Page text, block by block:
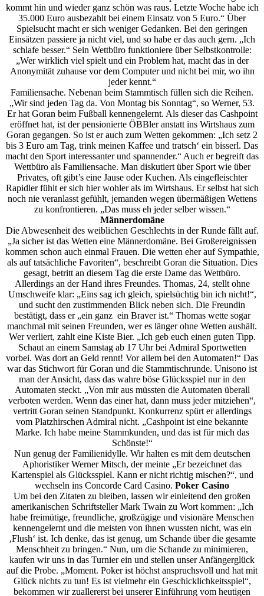
kommt hin und wieder ganz schön was raus. Letzte Woche habe ich
35.000 Euro ausbezahlt bei einem Einsatz von 5 Euro.“ Über
Spielsucht macht er sich weniger Gedanken. Bei den geringen
Einsätzen passiere ja nicht viel, und so habe er das auch gern. „Ich
schlafe besser.“ Sein Wettbüro funktioniere über Selbstkontrolle:
„Wer wirklich viel spielt und ein Problem hat, macht das in der
Anonymität zuhause vor dem Computer und nicht bei mir, wo ihn
jeder kennt.“
Familiensache. Nebenan beim Stammtisch füllen sich die Reihen.
„Wir sind jeden Tag da. Von Montag bis Sonntag“, so Werner, 53.
Er hat Goran beim Fußball kennengelernt. Als dieser das Cashpoint
eröffnet hat, ist der pensionierte ÖBBler anstatt ins Wirtshaus zum
Goran gegangen. So ist er auch zum Wetten gekommen: „Ich setz 2
bis 3 Euro am Tag, trink meinen Kaffee und tratsch‘ ein bisserl. Das
macht den Sport interessanter und spannender.“ Auch er begreift das
Wettbüro als Familiensache. Man diskutiert über Sport wie über
Privates, oft gibt’s eine Jause oder Kuchen. Als eingefleischter
Rapidler fühlt er sich hier wohler als im Wirtshaus. Er selbst hat sich
noch nie veranlasst gefühlt, jemanden wegen übermäßigen Wettens
zu konfrontieren. „Das muss eh jeder selber wissen.“
Männerdomäne
Die Abwesenheit des weiblichen Geschlechts in der Runde fällt auf.
„Ja sicher ist das Wetten eine Männerdomäne. Bei Großereignissen
kommen schon auch einmal Frauen. Die wetten eher auf Sympathie,
als auf tatsächliche Favoriten“, beschreibt Goran die Situation. Dies
gesagt, betritt an diesem Tag die erste Dame das Wettbüro.
Allerdings an der Hand ihres Freundes. Thomas, 24, stellt ohne
Umschweife klar: „Eins sag ich gleich, spielsüchtig bin ich nicht!“,
und sucht den zustimmenden Blick neben sich. Die Freundin
bestätigt, dass er „ein ganz ein Braver ist.“ Thomas wette sogar
manchmal mit seinen Freunden, wer es länger ohne Wetten aushält.
Wer verliert, zahlt eine Kiste Bier. „Ich geb euch einen guten Tipp.
Schaut an einem Samstag ab 17 Uhr bei Admiral Sportwetten
vorbei. Was dort an Geld rennt! Vor allem bei den Automaten!“ Das
war das Stichwort für Goran und die Stammtischrunde. Unisono ist
man der Ansicht, dass das wahre böse Glücksspiel nur in den
Automaten steckt. „Von mir aus müssten die Automaten überall
verboten werden. Wenn das einer hat, dann muss jeder mitziehen“,
vertritt Goran seinen Standpunkt. Konkurrenz spürt er allerdings
vom Platzhirschen Admiral nicht. „Cashpoint ist eine bekannte
Marke. Ich habe meine Stammkunden, und das ist für mich das
Schönste!“
Nun genug der Familienidylle. Wir halten es mit dem deutschen
Aphoristiker Werner Mitsch, der meinte „Er bezeichnet das
Kartenspiel als Glücksspiel. Kann er nicht richtig mischen?“, und
wechseln ins Concorde Card Casino. Poker Casino
Um bei den Zitaten zu bleiben, lassen wir einleitend den großen
amerikanischen Schriftsteller Mark Twain zu Wort kommen: „Ich
habe freimütige, freundliche, großzügige und visionäre Menschen
kennengelernt und die meisten von ihnen wussten nicht, was ein
‚Flush‘ ist. Ich denke, das ist genug, um Schande über die gesamte
Menschheit zu bringen.“ Nun, um die Schande zu minimieren,
kaufen wir uns in das Turnier ein und stellen unser Anfängerglück
auf die Probe. „Moment. Poker ist höchst anspruchsvoll und hat mit
Glück nichts zu tun! Es ist vielmehr ein Geschicklichkeitsspiel“,
bekommen wir zuallererst bei unserer Einführung vom heutigen